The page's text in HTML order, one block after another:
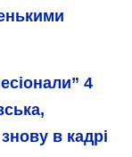
4
в кадрі